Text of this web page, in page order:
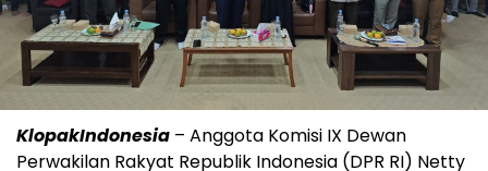
KlopakIndonesia – Anggota Komisi IX Dewan
Perwakilan Rakyat Republik Indonesia (DPR RI) Netty